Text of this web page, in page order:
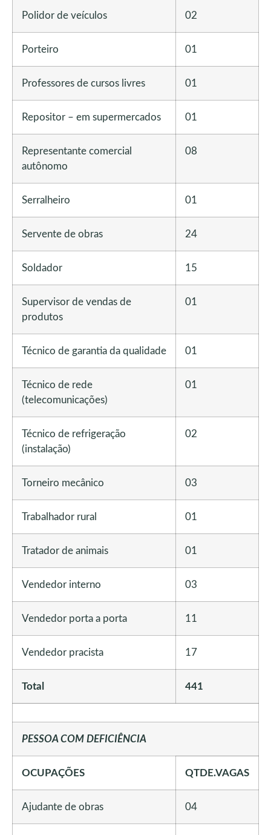
Polidor de veículos 02
Porteiro 01
Professores de cursos livres 01
Repositor – em supermercados 01
Representante comercial
autônomo
08
Serralheiro 01
Servente de obras 24
Soldador 15
Supervisor de vendas de
produtos
01
Técnico de garantia da qualidade 01
Técnico de rede
(telecomunicações)
01
Técnico de refrigeração
(instalação)
02
Torneiro mecânico 03
Trabalhador rural 01
Tratador de animais 01
Vendedor interno 03
Vendedor porta a porta 11
Vendedor pracista 17
Total 441
PESSOA COM DEFICIÊNCIA
OCUPAÇÕES QTDE.VAGAS
Ajudante de obras 04